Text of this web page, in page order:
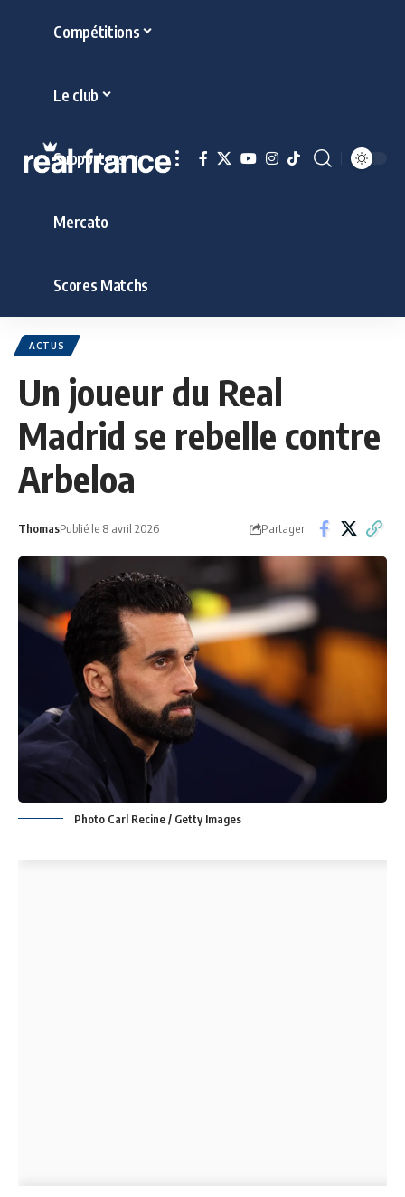
Compétitions
Le club
Supporters
Mercato
Scores Matchs
ACTUS
Un joueur du Real
Madrid se rebelle contre
Arbeloa
ThomasPublié le 8 avril 2026 Partager
Photo Carl Recine / Getty Images